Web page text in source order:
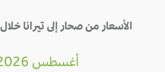
الأسعار من صحار إلى تيرانا خلال 30 يوم القادمة
أغسطس 2026